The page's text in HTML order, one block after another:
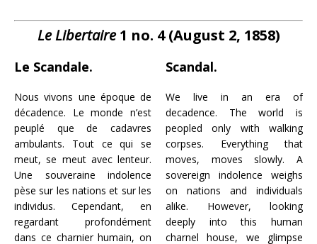
Le Libertaire1 no. 4 (August 2, 1858)
Le Scandale.
Nous vivons une époque de
décadence. Le monde n’est
peuplé que de cadavres
ambulants. Tout ce qui se
meut, se meut avec lenteur.
Une souveraine indolence
pèse sur les nations et sur les
individus. Cependant, en
regardant profondément
dans ce charnier humain, on
Scandal.
We live in an era of
decadence. The world is
peopled only with walking
corpses. Everything that
moves, moves slowly. A
sovereign indolence weighs
on nations and individuals
alike. However, looking
deeply into this human
charnel house, we glimpse